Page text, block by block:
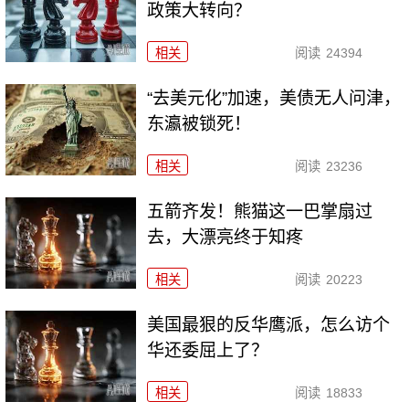
政策大转向？
相关 阅读 24394
“去美元化”加速，美债无人问津，
东瀛被锁死！
相关 阅读 23236
五箭齐发！熊猫这一巴掌扇过
去，大漂亮终于知疼
相关 阅读 20223
美国最狠的反华鹰派，怎么访个
华还委屈上了？
相关 阅读 18833